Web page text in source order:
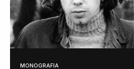
MONOGRAFIA